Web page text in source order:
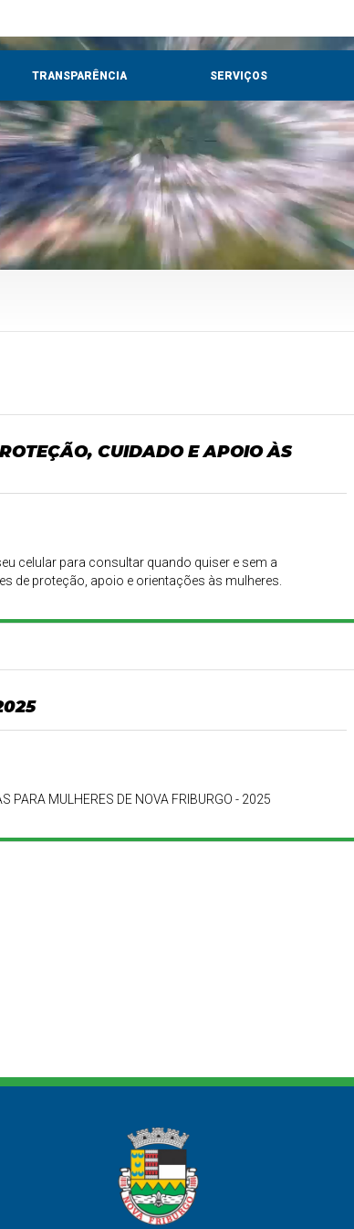
TRANSPARÊNCIA SERVIÇOS
CUIDADO E APOIO ÀS
celular para consultar quando quiser e sem a
de proteção, apoio e orientações às mulheres.
PARA MULHERES DE NOVA FRIBURGO - 2025